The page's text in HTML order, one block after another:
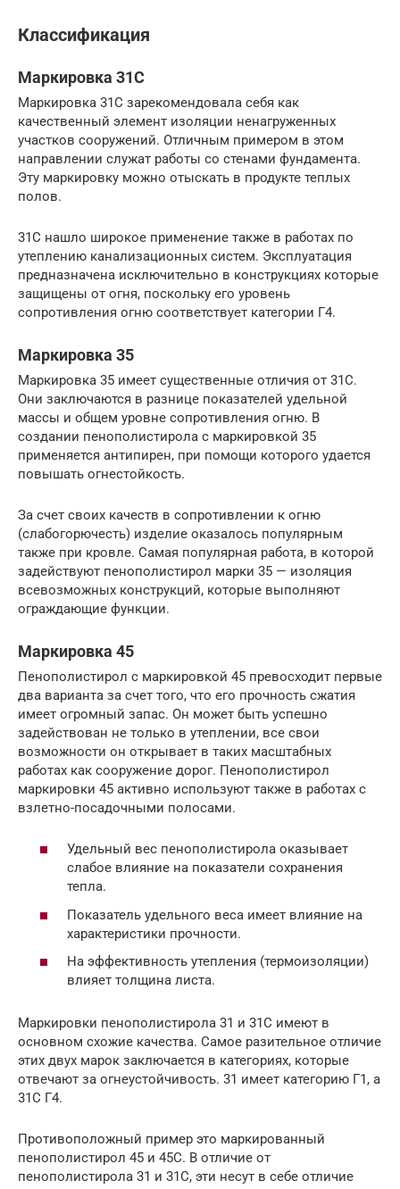
Классификация
Маркировка 31С
Маркировка 31С зарекомендовала себя как
качественный элемент изоляции ненагруженных
участков сооружений. Отличным примером в этом
направлении служат работы со стенами фундамента.
Эту маркировку можно отыскать в продукте теплых
полов.
31С нашло широкое применение также в работах по
утеплению канализационных систем. Эксплуатация
предназначена исключительно в конструкциях которые
защищены от огня, поскольку его уровень
сопротивления огню соответствует категории Г4.
Маркировка 35
Маркировка 35 имеет существенные отличия от 31С.
Они заключаются в разнице показателей удельной
массы и общем уровне сопротивления огню. В
создании пенополистирола с маркировкой 35
применяется антипирен, при помощи которого удается
повышать огнестойкость.
За счет своих качеств в сопротивлении к огню
(слабогорючесть) изделие оказалось популярным
также при кровле. Самая популярная работа, в которой
задействуют пенополистирол марки 35 — изоляция
всевозможных конструкций, которые выполняют
ограждающие функции.
Маркировка 45
Пенополистирол с маркировкой 45 превосходит первые
два варианта за счет того, что его прочность сжатия
имеет огромный запас. Он может быть успешно
задействован не только в утеплении, все свои
возможности он открывает в таких масштабных
работах как сооружение дорог. Пенополистирол
маркировки 45 активно используют также в работах с
взлетно-посадочными полосами.
Удельный вес пенополистирола оказывает
слабое влияние на показатели сохранения
тепла.
Показатель удельного веса имеет влияние на
характеристики прочности.
На эффективность утепления (термоизоляции)
влияет толщина листа.
Маркировки пенополистирола 31 и 31С имеют в
основном схожие качества. Самое разительное отличие
этих двух марок заключается в категориях, которые
отвечают за огнеустойчивость. 31 имеет категорию Г1, а
31С Г4.
Противоположный пример это маркированный
пенополистирол 45 и 45С. В отличие от
пенополистирола 31 и 31С, эти несут в себе отличие